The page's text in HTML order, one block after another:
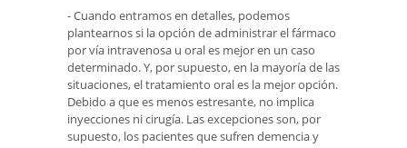
- Cuando entramos en detalles, podemos
plantearnos si la opción de administrar el fármaco
por vía intravenosa u oral es mejor en un caso
determinado. Y, por supuesto, en la mayoría de las
situaciones, el tratamiento oral es la mejor opción.
Debido a que es menos estresante, no implica
inyecciones ni cirugía. Las excepciones son, por
supuesto, los pacientes que sufren demencia y